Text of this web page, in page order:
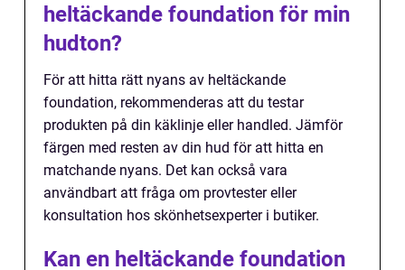
heltäckande foundation för min
hudton?
För att hitta rätt nyans av heltäckande
foundation, rekommenderas att du testar
produkten på din käklinje eller handled. Jämför
färgen med resten av din hud för att hitta en
matchande nyans. Det kan också vara
användbart att fråga om provtester eller
konsultation hos skönhetsexperter i butiker.
Kan en heltäckande foundation